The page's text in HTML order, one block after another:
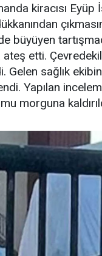
kiracısı
büyüyen
etti.
Gelen sağlık
Yapılan
morguna